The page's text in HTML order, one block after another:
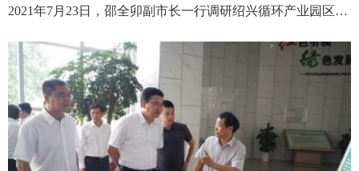
2021年7月23日，邵全卯副市长一行调研绍兴循环产业园区飞灰处置情况